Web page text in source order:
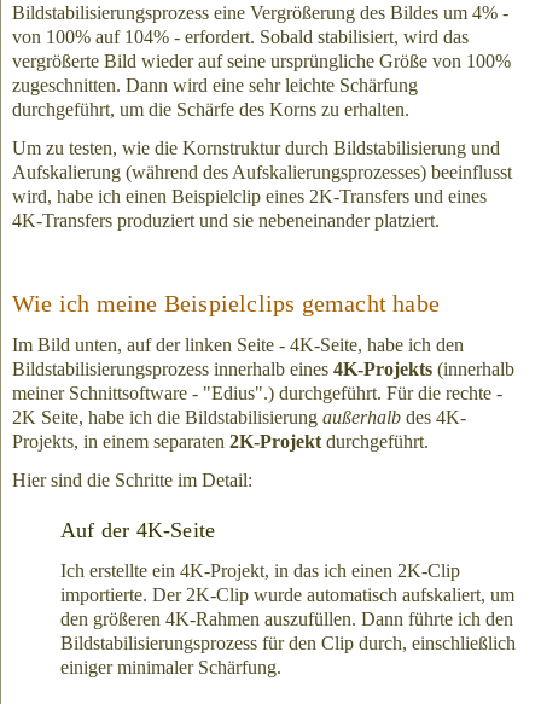
Bildstabilisierungsprozess eine Vergrößerung des Bildes um 4% -
von 100% auf 104% - erfordert. Sobald stabilisiert, wird das
vergrößerte Bild wieder auf seine ursprüngliche Größe von 100%
zugeschnitten. Dann wird eine sehr leichte Schärfung
durchgeführt, um die Schärfe des Korns zu erhalten.
Um zu testen, wie die Kornstruktur durch Bildstabilisierung und
Aufskalierung (während des Aufskalierungsprozesses) beeinflusst
wird, habe ich einen Beispielclip eines 2K-Transfers und eines
4K-Transfers produziert und sie nebeneinander platziert.
Wie ich meine Beispielclips gemacht habe
Im Bild unten, auf der linken Seite - 4K-Seite, habe ich den
Bildstabilisierungsprozess innerhalb eines 4K-Projekts (innerhalb
meiner Schnittsoftware - "Edius".) durchgeführt. Für die rechte -
2K Seite, habe ich die Bildstabilisierung außerhalb des 4K-
Projekts, in einem separaten 2K-Projekt durchgeführt.
Hier sind die Schritte im Detail:
Auf der 4K-Seite
Ich erstellte ein 4K-Projekt, in das ich einen 2K-Clip
importierte. Der 2K-Clip wurde automatisch aufskaliert, um
den größeren 4K-Rahmen auszufüllen. Dann führte ich den
Bildstabilisierungsprozess für den Clip durch, einschließlich
einiger minimaler Schärfung.